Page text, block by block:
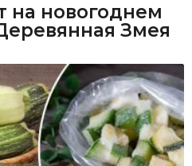
на новогоднем
Змея